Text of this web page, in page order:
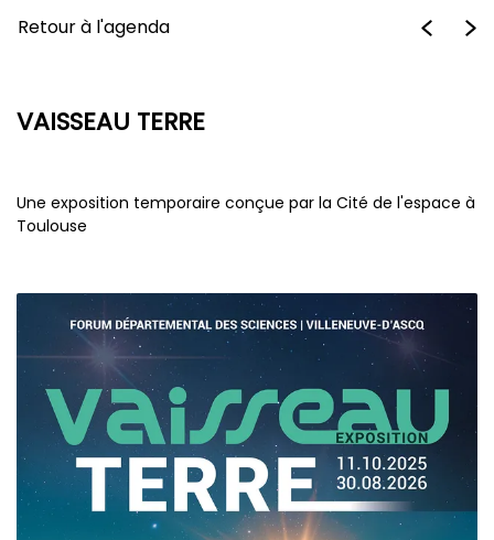
Retour à l'agenda
VAISSEAU TERRE
Une exposition temporaire conçue par la Cité de l'espace à
Toulouse